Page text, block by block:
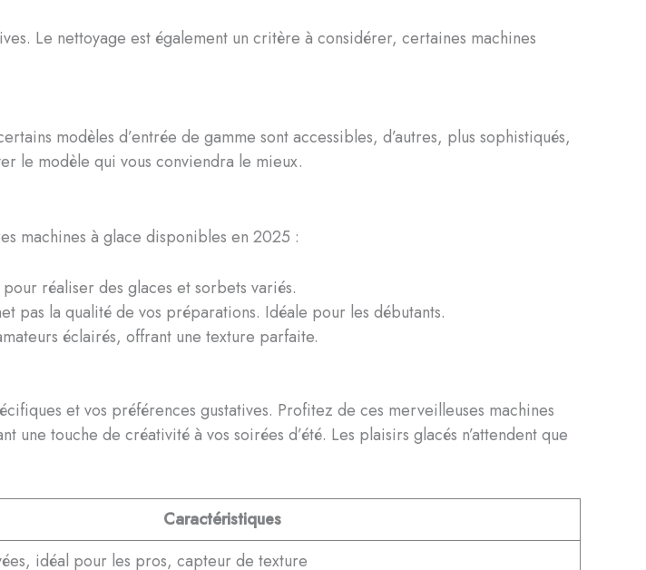
Le nettoyage est également un critère à considérer, certaines machines
modèles d’entrée de gamme sont accessibles, d’autres, plus sophistiqués,
le modèle qui vous conviendra le mieux.
machines à glace disponibles en 2025 :
réaliser des glaces et sorbets variés.
pas la qualité de vos préparations. Idéale pour les débutants.
éclairés, offrant une texture parfaite.
et vos préférences gustatives. Profitez de ces merveilleuses machines
touche de créativité à vos soirées d’été. Les plaisirs glacés n’attendent que
Caractéristiques
idéal pour les pros, capteur de texture